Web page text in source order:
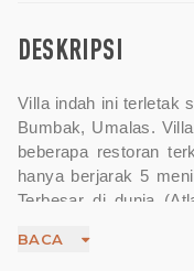
DESKRIPSI
Villa indah ini terletak
Bumbak, Umalas.
beberapa restoran
hanya berjarak 5
Terbesar di dunia
luas, kamar mandi
BACA